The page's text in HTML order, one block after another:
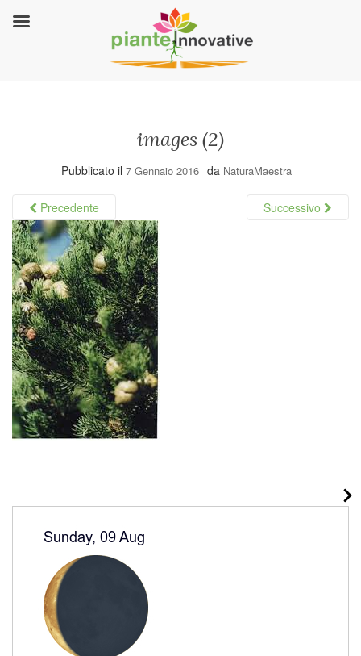
images (2)
Pubblicato il 7 Gennaio 2016 da NaturaMaestra
Precedente Successivo